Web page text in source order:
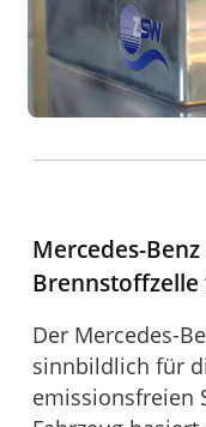
Mercedes-
Der Mercedes-
sinnbildlich für
emissionsfreien